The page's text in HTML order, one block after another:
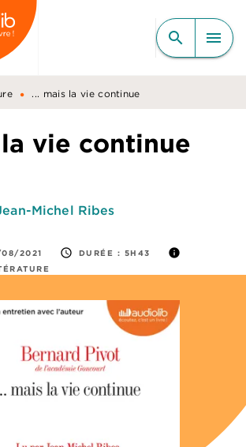
CONTENU
search menu
• ... mais la vie continue
vie continue
Michel Ribes
08/2021 access_time DURÉE : 5H43 info